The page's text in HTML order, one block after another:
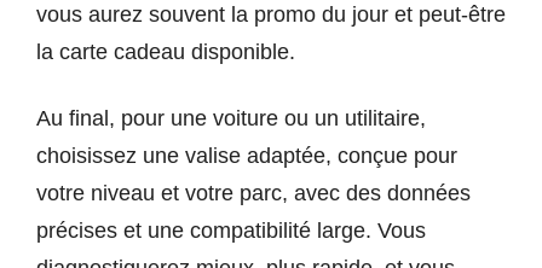
vous aurez souvent la promo du jour et peut-être
la carte cadeau disponible.
Au final, pour une voiture ou un utilitaire,
choisissez une valise adaptée, conçue pour
votre niveau et votre parc, avec des données
précises et une compatibilité large. Vous